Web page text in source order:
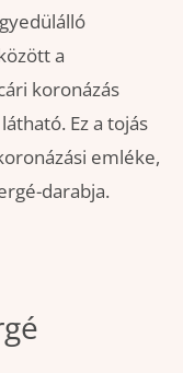
a
koronázás
Ez a tojás
emléke,
darabja.